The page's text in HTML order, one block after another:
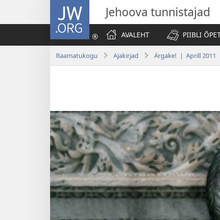
JW.ORG Jehoova tunnistajad
AVALEHT
PIIBLI
Raamatukogu Ajakirjad Ärgake! | Aprill 2011